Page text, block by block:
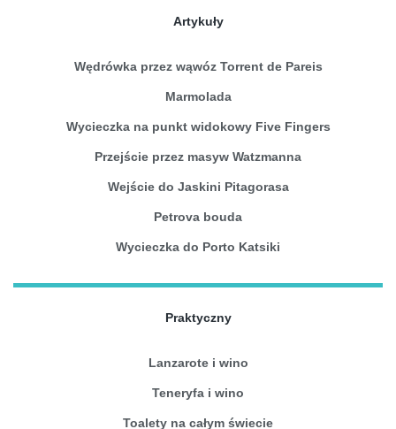
Artykuły
Wędrówka przez wąwóz Torrent de Pareis
Marmolada
Wycieczka na punkt widokowy Five Fingers
Przejście przez masyw Watzmanna
Wejście do Jaskini Pitagorasa
Petrova bouda
Wycieczka do Porto Katsiki
Praktyczny
Lanzarote i wino
Teneryfa i wino
Toalety na całym świecie